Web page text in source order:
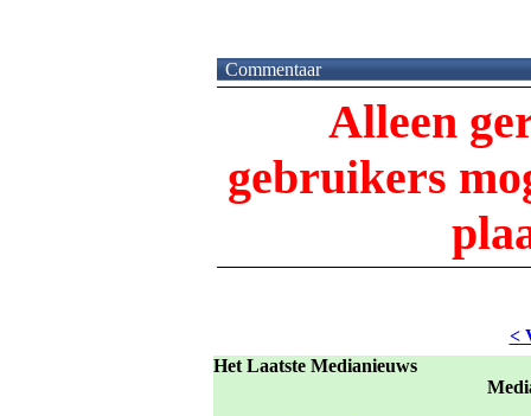
Commentaar
Alleen
gebruikers
<
Het Laatste Medianieuws